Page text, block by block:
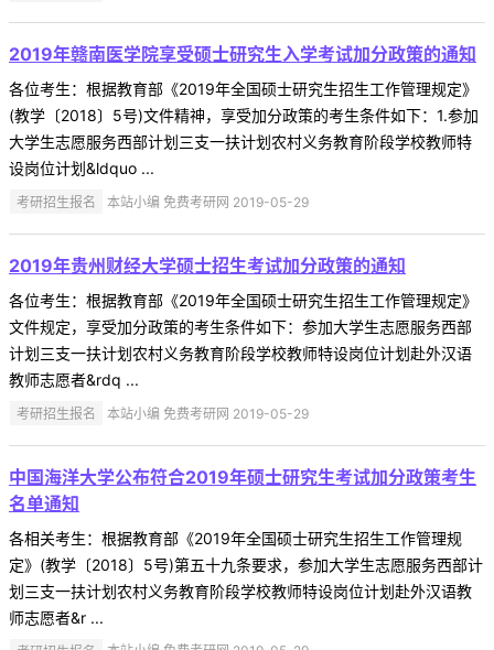
2019年赣南医学院享受硕士研究生入学考试加分政策的通知
各位考生：根据教育部《2019年全国硕士研究生招生工作管理规定》
(教学〔2018〕5号)文件精神，享受加分政策的考生条件如下：1.参加
大学生志愿服务西部计划三支一扶计划农村义务教育阶段学校教师特
设岗位计划&ldquo ...
考研招生报名 本站小编 免费考研网 2019-05-29
2019年贵州财经大学硕士招生考试加分政策的通知
各位考生：根据教育部《2019年全国硕士研究生招生工作管理规定》
文件规定，享受加分政策的考生条件如下：参加大学生志愿服务西部
计划三支一扶计划农村义务教育阶段学校教师特设岗位计划赴外汉语
教师志愿者&rdq ...
考研招生报名 本站小编 免费考研网 2019-05-29
中国海洋大学公布符合2019年硕士研究生考试加分政策考生
名单通知
各相关考生：根据教育部《2019年全国硕士研究生招生工作管理规
定》(教学〔2018〕5号)第五十九条要求，参加大学生志愿服务西部计
划三支一扶计划农村义务教育阶段学校教师特设岗位计划赴外汉语教
师志愿者&r ...